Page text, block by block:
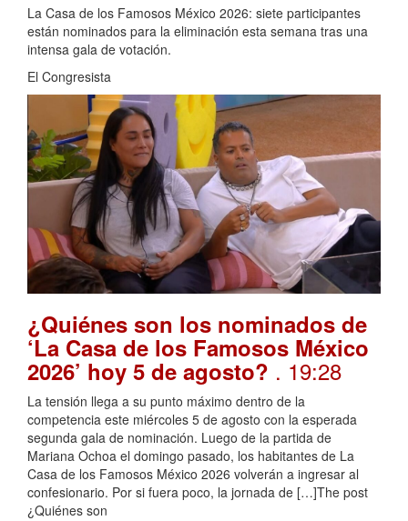
La Casa de los Famosos México 2026: siete participantes
están nominados para la eliminación esta semana tras una
intensa gala de votación.
El Congresista
¿Quiénes son los nominados de
‘La Casa de los Famosos México
2026’ hoy 5 de agosto? . 19:28
La tensión llega a su punto máximo dentro de la
competencia este miércoles 5 de agosto con la esperada
segunda gala de nominación. Luego de la partida de
Mariana Ochoa el domingo pasado, los habitantes de La
Casa de los Famosos México 2026 volverán a ingresar al
confesionario. Por si fuera poco, la jornada de […]The post
¿Quiénes son